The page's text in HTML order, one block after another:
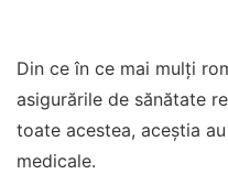
Din ce în ce mai mulți
asigurările de sănătate
toate acestea, aceștia
medicale.